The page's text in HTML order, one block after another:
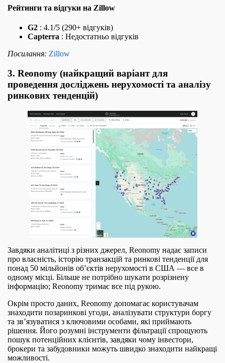
Рейтинги та відгуки на Zillow
G2 : 4.1/5 (290+ відгуків)
Capterra : Недостатньо відгуків
Посилання: Zillow
3. Reonomy (найкращий варіант для
проведення досліджень нерухомості та аналізу
ринкових тенденцій)
Завдяки аналітиці з різних джерел, Reonomy надає записи
про власність, історію транзакцій та ринкові тенденції для
понад 50 мільйонів об’єктів нерухомості в США — все в
одному місці. Більше не потрібно шукати розрізнену
інформацію; Reonomy тримає все під рукою.
Окрім просто даних, Reonomy допомагає користувачам
знаходити позаринкові угоди, аналізувати структури боргу
та зв’язуватися з ключовими особами, які приймають
рішення. Його розумні інструменти фільтрації спрощують
пошук потенційних клієнтів, завдяки чому інвестори,
брокери та забудовники можуть швидко знаходити найкращі
можливості.